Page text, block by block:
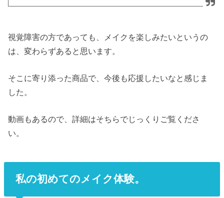
視覚障害の方であっても、メイクを楽しみたいというの
は、変わらずあると思います。
そこに寄り添った商品で、今後も応援したいなと感じま
した。
動画もあるので、詳細はそちらでじっくりご覧くださ
い。
私の初めてのメイク体験。